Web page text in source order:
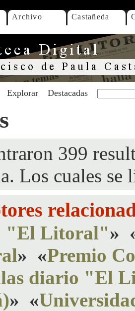
Archivo Castañeda
Explorar Destacadas
399
Los cuales se
"El Litoral"»
» «Premio
diario "El
» «